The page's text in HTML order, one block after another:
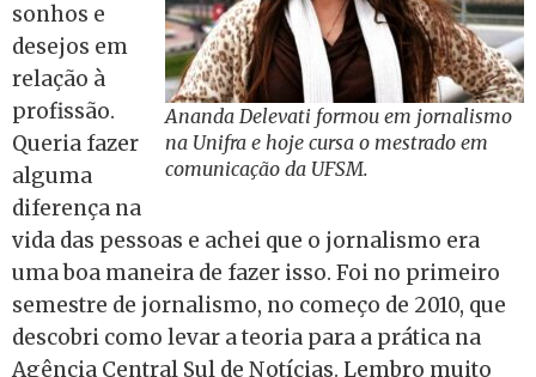
Ananda Delevati formou em jornalismo
na Unifra e hoje cursa o mestrado em
comunicação da UFSM.
sonhos e
desejos em
relação à
profissão.
Queria fazer
alguma
diferença na
vida das pessoas e achei que o jornalismo era
uma boa maneira de fazer isso. Foi no primeiro
semestre de jornalismo, no começo de 2010, que
descobri como levar a teoria para a prática na
Agência Central Sul de Notícias. Lembro muito